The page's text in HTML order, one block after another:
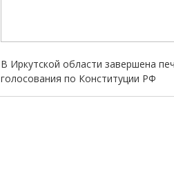
В Иркутской области завершена
голосования по Конституции РФ